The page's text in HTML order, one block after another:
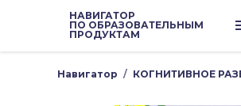
НАВИГАТОР
ПО ОБРАЗОВАТЕЛЬНЫМ
ПРОДУКТАМ
Навигатор КОГНИТИВНОЕ